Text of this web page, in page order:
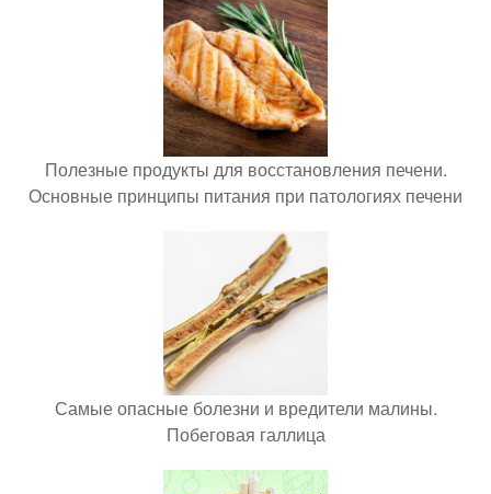
Полезные продукты для восстановления печени.
Основные принципы питания при патологиях печени
Самые опасные болезни и вредители малины.
Побеговая галлица